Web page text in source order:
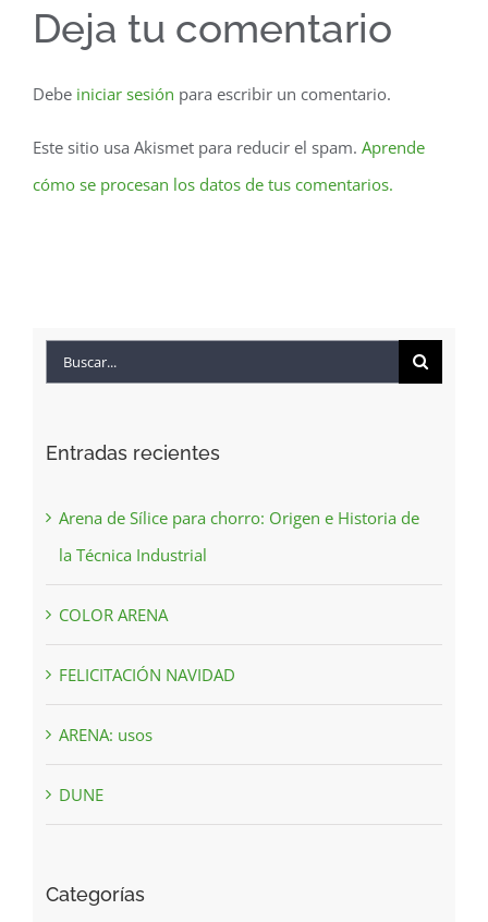
Deja tu comentario
Debe iniciar sesión para escribir un comentario.
Este sitio usa Akismet para reducir el spam. Aprende
cómo se procesan los datos de tus comentarios.
Buscar:
Entradas recientes
Arena de Sílice para chorro: Origen e Historia de
la Técnica Industrial
COLOR ARENA
FELICITACIÓN NAVIDAD
ARENA: usos
DUNE
Categorías